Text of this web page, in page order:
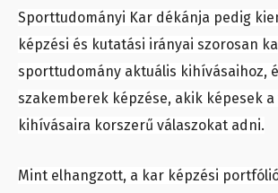
Sporttudományi Kar dékánja pedig
képzési és kutatási irányai szorosan
sporttudomány aktuális kihívásaihoz,
szakemberek képzése, akik képesek
kihívásaira korszerű válaszokat adni.
Mint elhangzott, a kar képzési